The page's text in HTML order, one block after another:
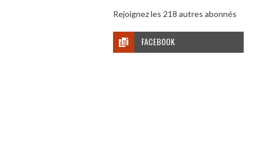
Rejoignez les 218 autres abonnés
FACEBOOK